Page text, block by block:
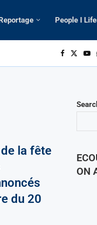
People I
la fête
du 20
ON